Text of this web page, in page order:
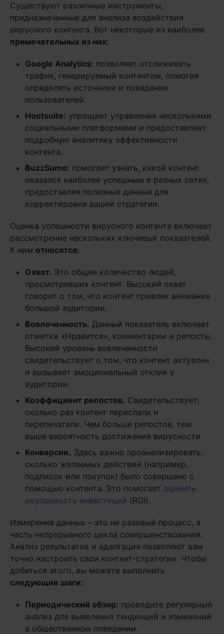
Существуют различные инструменты,
предназначенные для анализа воздействия
вирусного контента. Вот некоторые из наиболее
примечательных из них:
Google Analytics: позволяет отслеживать
трафик, генерируемый контентом, помогая
определять источники и поведение
пользователей.
Hootsuite: упрощает управление несколькими
социальными платформами и предоставляет
подробную аналитику эффективности
контента.
BuzzSumo: помогает узнать, какой контент
оказался наиболее успешным в разных сетях,
предоставляя полезные данные для
корректировки вашей стратегии.
Оценка успешности вирусного контента включает
рассмотрение нескольких ключевых показателей.
К ним относятся:
Охват. Это общее количество людей,
просмотревших контент. Высокий охват
говорит о том, что контент привлек внимание
большой аудитории.
Вовлеченность. Данный показатель включает
отметки «Нравится», комментарии и репосты.
Высокий уровень вовлеченности
свидетельствует о том, что контент актуален
и вызывает эмоциональный отклик у
аудитории.
Коэффициент репостов. Свидетельствует,
сколько раз контент переслали и
перепечатали. Чем больше репостов, тем
выше вероятность достижения вирусности.
Конверсии. Здесь важно проанализировать,
сколько желаемых действий (например,
подписок или покупок) было совершено с
помощью контента. Это помогает оценить
окупаемость инвестиций (ROI).
Измерение данных – это не разовый процесс, а
часть непрерывного цикла совершенствования.
Анализ результатов и адаптация позволяют вам
точно настроить свои контент-стратегии. Чтобы
добиться этого, вы можете выполнить
следующие шаги:
Периодический обзор: проводите регулярный
анализ для выявления тенденций и изменений
в общественном поведении.